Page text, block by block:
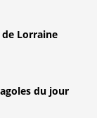
Lorraine
du jour